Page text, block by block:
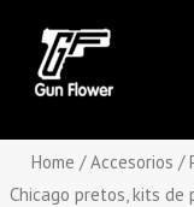
content
Home /Accesorios /
Chicago pretos, kits